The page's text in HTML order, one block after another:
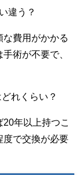
違う？
費用がかかる
術が不要で、
れくらい？
年以上持つこ
度で交換が必要